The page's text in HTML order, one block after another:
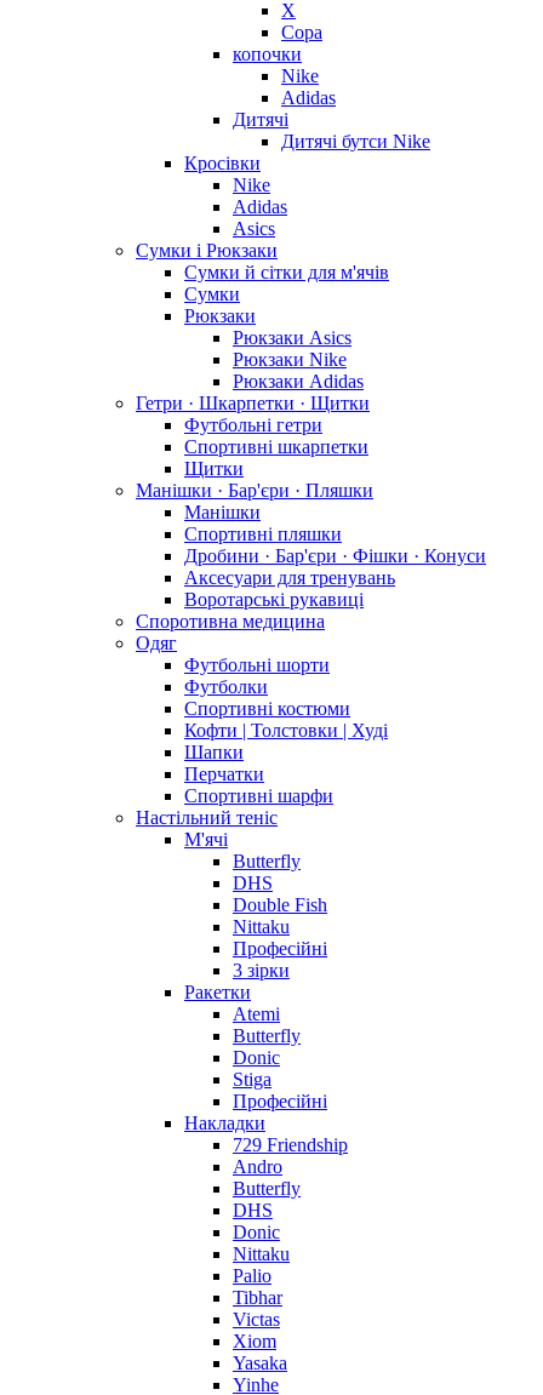
X
Copa
копочки
Nike
Adidas
Дитячі
Дитячі бутси Nike
Кросівки
Nike
Adidas
Asics
Сумки і Рюкзаки
Сумки й сітки для м'ячів
Сумки
Рюкзаки
Рюкзаки Asics
Рюкзаки Nike
Рюкзаки Adidas
Гетри · Шкарпетки · Щитки
Футбольні гетри
Спортивні шкарпетки
Щитки
Манішки · Бар'єри · Пляшки
Манішки
Спортивні пляшки
Дробини · Бар'єри · Фішки · Конуси
Аксесуари для тренувань
Воротарські рукавиці
Споротивна медицина
Одяг
Футбольні шорти
Футболки
Спортивні костюми
Кофти | Толстовки | Худі
Шапки
Перчатки
Спортивні шарфи
Настільний теніс
М'ячі
Butterfly
DHS
Double Fish
Nittaku
Професійні
3 зірки
Ракетки
Atemi
Butterfly
Donic
Stiga
Професійні
Накладки
729 Friendship
Andro
Butterfly
DHS
Donic
Nittaku
Palio
Tibhar
Victas
Xiom
Yasaka
Yinhe